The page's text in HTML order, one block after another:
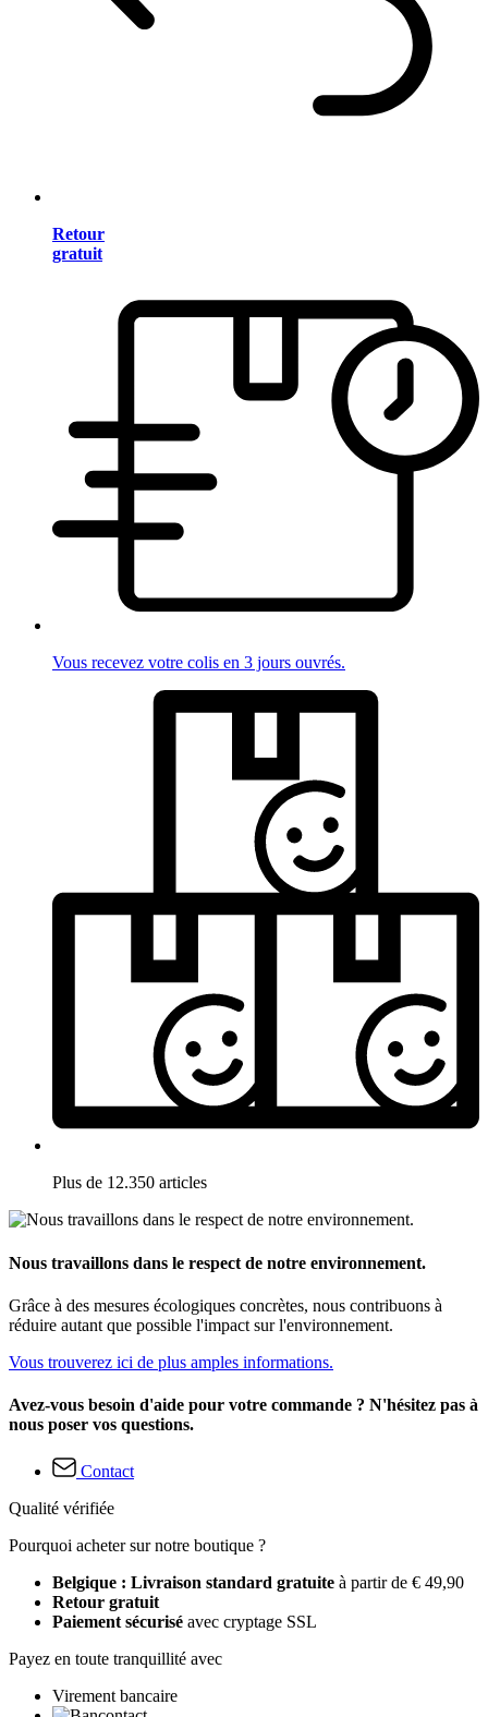
Retour
gratuit
Vous recevez votre colis en 3 jours ouvrés.
Plus de 12.350 articles
Nous travaillons dans le respect de notre environnement.
Grâce à des mesures écologiques concrètes, nous contribuons à
réduire autant que possible l'impact sur l'environnement.
Vous trouverez ici de plus amples informations.
Avez-vous besoin d'aide pour votre commande ? N'hésitez pas à
nous poser vos questions.
Contact
Qualité vérifiée
Pourquoi acheter sur notre boutique ?
Belgique : Livraison standard gratuite à partir de € 49,90
Retour gratuit
Paiement sécurisé avec cryptage SSL
Payez en toute tranquillité avec
Virement bancaire